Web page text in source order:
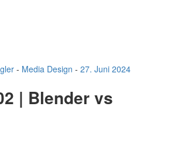
- Media Design - 27. Juni 2024
| Blender vs